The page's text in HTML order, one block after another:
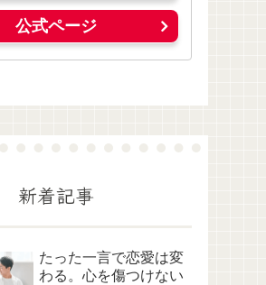
公式ページ
新着記事
たった一言で恋愛は変
わる。心を傷つけない